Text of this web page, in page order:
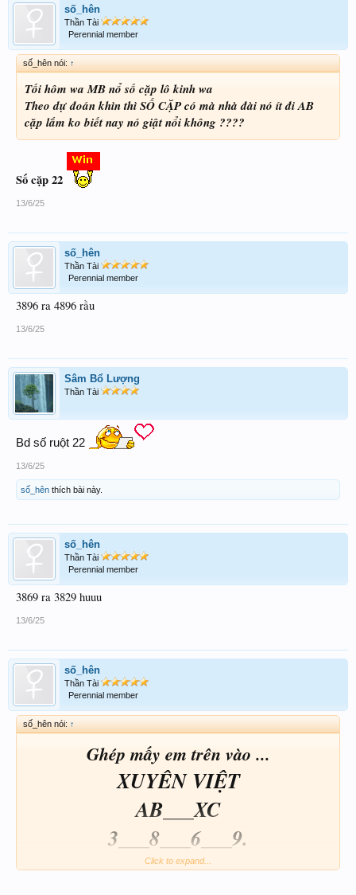
số_hên
Thần Tài
Perennial member
số_hên nói: ↑
Tối hôm wa MB nổ số cặp lô kinh wa
Theo dự đoán khìn thì SỐ CẶP có mà nhà đài nó ít đi AB
cặp lắm ko biết nay nó giật nổi không ????
Số cặp 22
13/6/25
số_hên
Thần Tài
Perennial member
3896 ra 4896 rầu
13/6/25
Sâm Bổ Lượng
Thần Tài
Bd số ruột 22
13/6/25
số_hên thích bài này.
số_hên
Thần Tài
Perennial member
3869 ra 3829 huuu
13/6/25
số_hên
Thần Tài
Perennial member
số_hên nói: ↑
Ghép mấy em trên vào ...
XUYÊN VIỆT
AB___XC
3___8___6___9.
Click to expand...